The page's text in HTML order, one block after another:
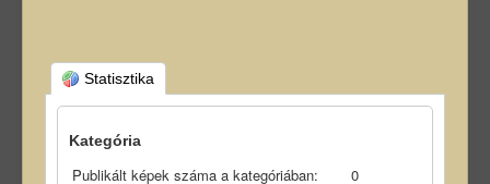
Statisztika
Kategória
Publikált képek száma a kategóriában:
0